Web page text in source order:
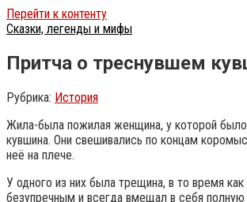
Перейти к контенту
Сказки, легенды и мифы
Притча о треснувшем
Рубрика: История
Жила-была пожилая женщина, у которой
кувшина. Они свешивались по концам
неё на плече.
У одного из них была трещина, в то время
безупречным и всегда вмещал в себя